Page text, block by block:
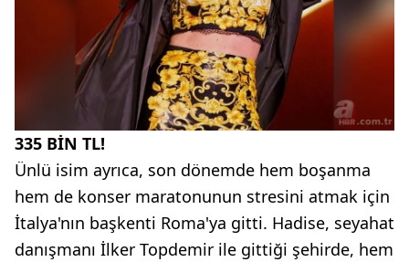
335 BİN TL!
Ünlü isim ayrıca, son dönemde hem boşanma
hem de konser maratonunun stresini atmak için
İtalya'nın başkenti Roma'ya gitti. Hadise, seyahat
danışmanı İlker Topdemir ile gittiği şehirde, hem